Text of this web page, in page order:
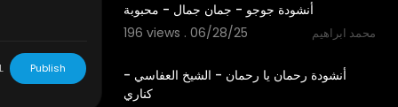
أنشودة جوجو - جمان جمال - محبوبة
196 views . 06/28/25
محمد ابراهيم
أنشودة رحمان يا رحمان - الشيخ العفاسي -
كناري
Publish